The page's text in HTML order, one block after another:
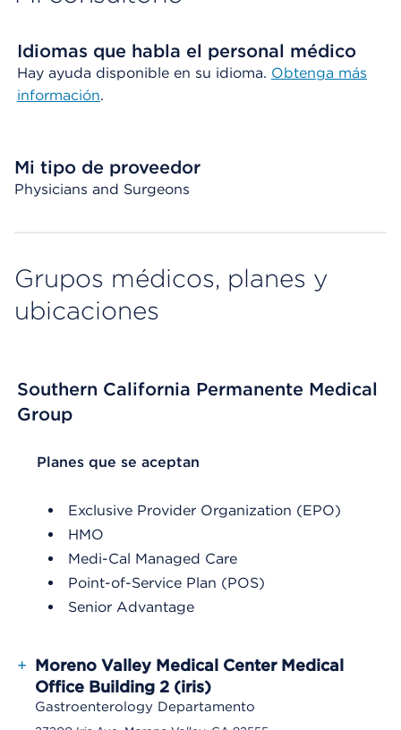
Idiomas que habla el personal médico
Hay ayuda disponible en su idioma. Obtenga más
información.
Mi tipo de proveedor
Physicians and Surgeons
Grupos médicos, planes y
ubicaciones
Southern California Permanente Medical
Group
List Header Planes que se aceptan
Planes que se aceptan
Exclusive Provider Organization (EPO)
HMO
Medi-Cal Managed Care
Point-of-Service Plan (POS)
Senior Advantage
+ Moreno Valley Medical Center Medical
Office Building 2 (iris)
Gastroenterology Departamento